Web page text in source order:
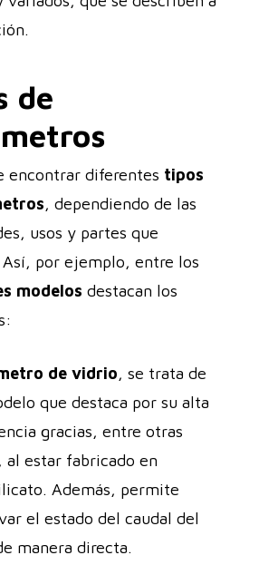
de
encontrar diferentes tipos
, dependiendo de las
usos y partes que
Así, por ejemplo, entre los
modelos destacan los
de vidrio, se trata de
que destaca por su alta
gracias, entre otras
al estar fabricado en
Además, permite
el estado del caudal del
manera directa.